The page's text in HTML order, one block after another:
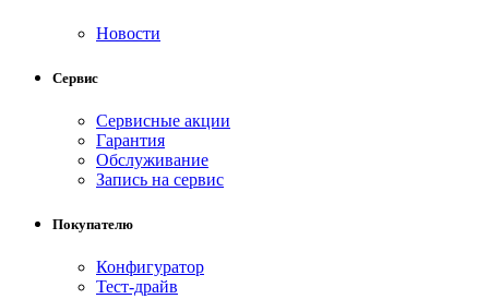
Новости
Сервис
Сервисные акции
Гарантия
Обслуживание
Запись на сервис
Покупателю
Конфигуратор
Тест-драйв